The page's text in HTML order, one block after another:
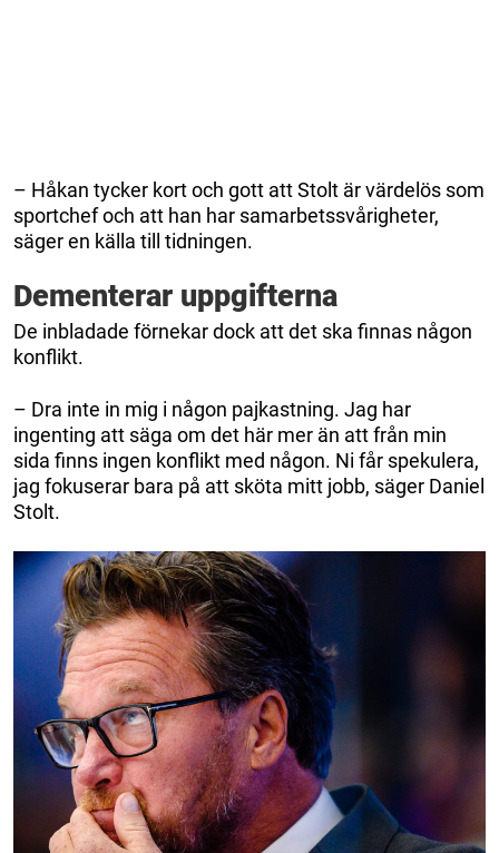
– Håkan tycker kort och gott att Stolt är värdelös som
sportchef och att han har samarbetssvårigheter,
säger en källa till tidningen.
Dementerar uppgifterna
De inbladade förnekar dock att det ska finnas någon
konflikt.
– Dra inte in mig i någon pajkastning. Jag har
ingenting att säga om det här mer än att från min
sida finns ingen konflikt med någon. Ni får spekulera,
jag fokuserar bara på att sköta mitt jobb, säger Daniel
Stolt.